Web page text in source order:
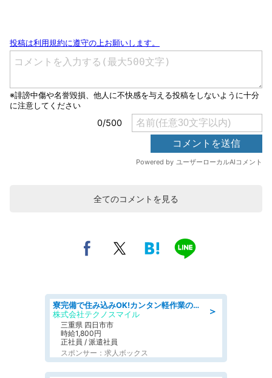
全てのコメントを見る
＞
寮完備で住み込みOK!カンタン軽作業のお仕事 denso aichi
株式会社テクノスマイル
三重県 四日市市
時給1,800円
正社員 / 派遣社員
スポンサー：求人ボックス